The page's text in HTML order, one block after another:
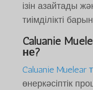
ізін азайтады
тиімділікті
Caluanie
не?
Caluanie Muelear
өнеркәсіптік